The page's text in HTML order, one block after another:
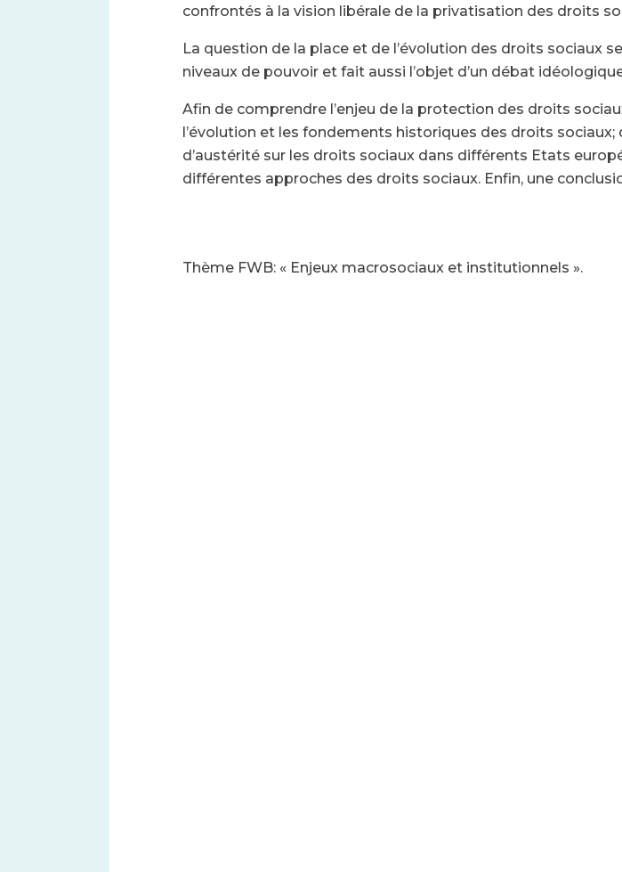
confrontés à la vision libérale de la privatisation des droits
La question de la place et de l’évolution des droits sociaux
niveaux de pouvoir et fait aussi l’objet d’un débat
Afin de comprendre l’enjeu de la protection des droits
l’évolution et les fondements historiques des droits sociaux;
d’austérité sur les droits sociaux dans différents Etats
différentes approches des droits sociaux. Enfin, une
Thème FWB: « Enjeux macrosociaux et institutionnels ».